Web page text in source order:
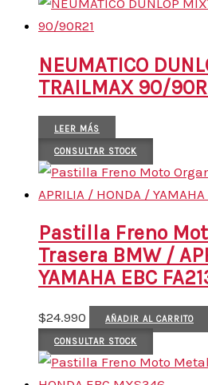
NEUMATICO
TRAILMAX 90/
LEER MÁS
CONSULTAR STOCK
Pastilla Freno
Trasera BMW /
YAMAHA EBC
$24.990 AÑADIR AL CARRITO
CONSULTAR STOCK